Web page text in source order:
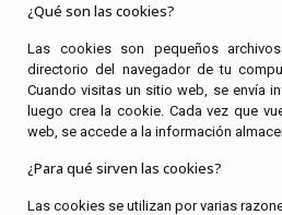
¿Qué son las cookies?
Las cookies son pequeños
directorio del navegador de tu
Cuando visitas un sitio web, se envía
luego crea la cookie. Cada vez que
web, se accede a la información
¿Para qué sirven las cookies?
Las cookies se utilizan por varias